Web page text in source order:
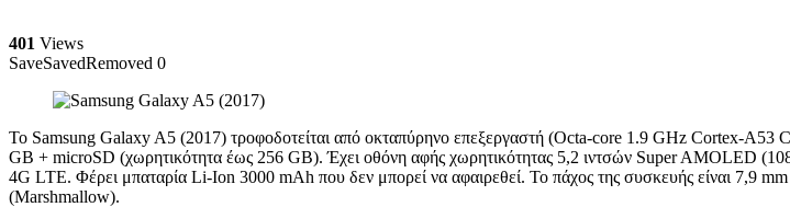
401 Views
SaveSavedRemoved 0
Το Samsung Galaxy A5 (2017) τροφοδοτείται από οκταπύρηνο επεξεργαστή (Octa-core 1.9 GHz Cortex-
GB + microSD (χωρητικότητα έως 256 GB). Έχει οθόνη αφής χωρητικότητας 5,2 ιντσών Super AMOLED
4G LTE. Φέρει μπαταρία Li-Ion 3000 mAh που δεν μπορεί να αφαιρεθεί. Το πάχος της συσκευής είναι 7,9
(Marshmallow).